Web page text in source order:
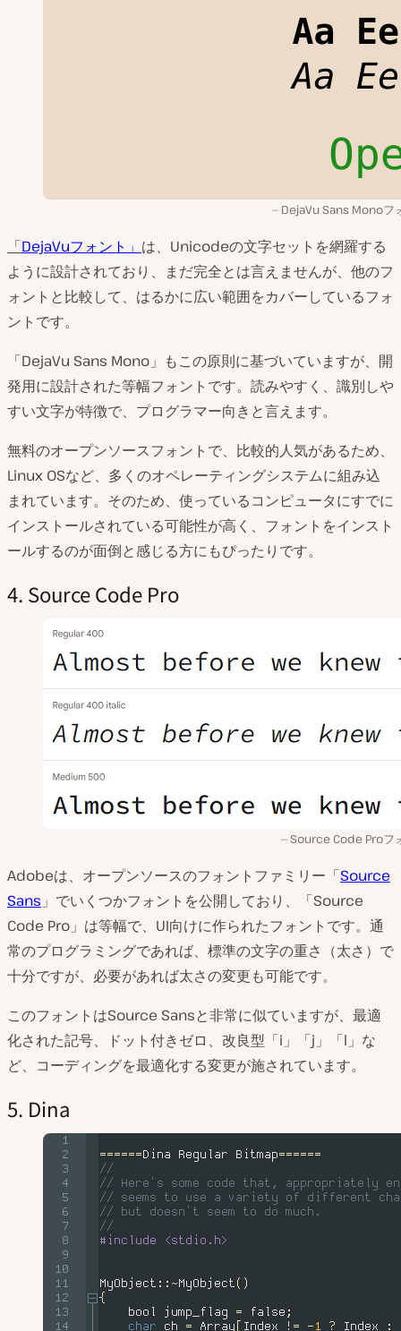
DejaVu Sans Monoフ
「DejaVuフォント」 は、Unicodeの文字セットを網羅する
ように設計されており、まだ完全とは言えませんが、他のフ
ォントと比較して、はるかに広い範囲をカバーしているフォ
ントです。
「DejaVu Sans Mono」もこの原則に基づいていますが、開
発用に設計された等幅フォントです。読みやすく、識別しや
すい文字が特徴で、プログラマー向きと言えます。
無料のオープンソースフォントで、比較的人気があるため、
Linux OSなど、多くのオペレーティングシステムに組み込
まれています。そのため、使っているコンピュータにすでに
インストールされている可能性が高く、フォントをインスト
ールするのが面倒と感じる方にもぴったりです。
4. Source Code Pro
Source Code Proフ
Adobeは、オープンソースのフォントファミリー「Source
Sans 」でいくつかフォントを公開しており、「Source
Code Pro」は等幅で、UI向けに作られたフォントです。通
常のプログラミングであれば、標準の文字の重さ（太さ）で
十分ですが、必要があれば太さの変更も可能です。
このフォントはSource Sansと非常に似ていますが、最適
化された記号、ドット付きゼロ、改良型「i」「j」「l」な
ど、コーディングを最適化する変更が施されています。
5. Dina